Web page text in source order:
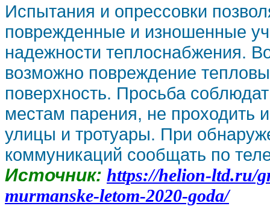
Испытания и опрессовки
поврежденные и изношенные
надежности теплоснабжения.
возможно повреждение
поверхность. Просьба
местам парения, не проходить
улицы и тротуары. При
коммуникаций сообщать по
Источник: https://helion-ltd.ru/
murmanske-letom-2020-goda/